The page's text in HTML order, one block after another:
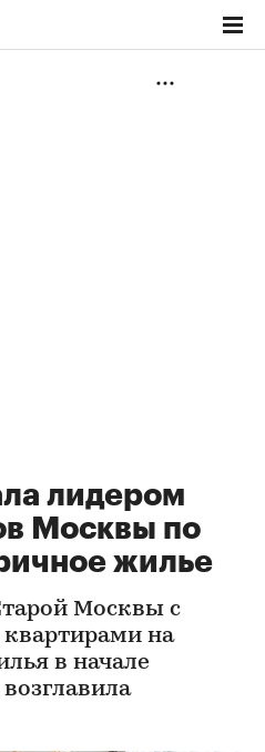
лидером
Москвы по
жилье
Москвы с
на
в начале